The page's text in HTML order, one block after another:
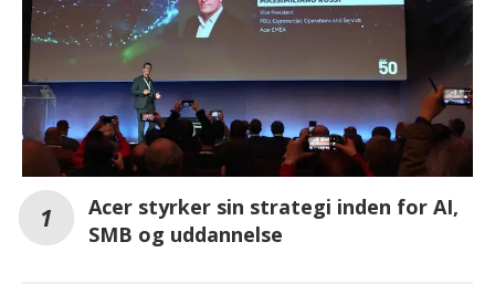
Acer styrker sin strategi inden for AI,
SMB og uddannelse